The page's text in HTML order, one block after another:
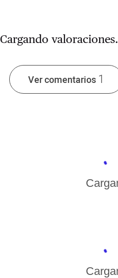
Cargando
Ver comentarios 1